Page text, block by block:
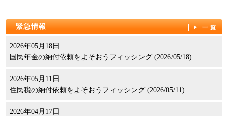
緊急情報 一覧
2026年05月18日
国民年金の納付依頼をよそおうフィッシング (2026/05/18)
2026年05月11日
住民税の納付依頼をよそおうフィッシング (2026/05/11)
2026年04月17日